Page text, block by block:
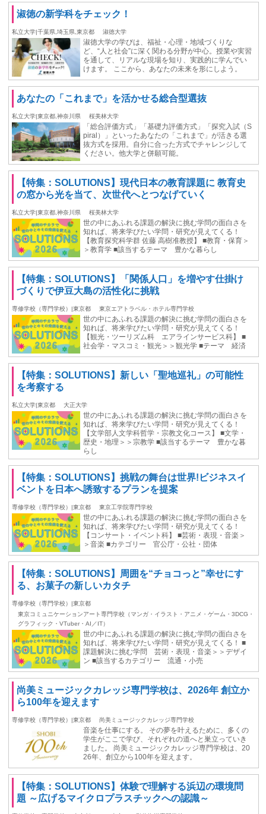
淑徳の新学科をチェック！
私立大学|千葉県,埼玉県,東京都 淑徳大学
淑徳大学の学びは、福祉・心理・地域づくりな
ど、“人と社会”に深く関わる分野が中心。授業や実習
を通して、リアルな現場を知り、実践的に学んでい
けます。 ここから、あなたの未来を形にしよう。
あなたの「これまで」を活かせる総合型選抜
私立大学|東京都,神奈川県 桜美林大学
「総合評価方式」「基礎力評価方式」「探究入試（S
piral）」といったあなたの「これまで」が活きる選
抜方式を採用。自分に合った方式でチャレンジして
ください。他大学と併願可能。
【特集：SOLUTIONS】現代日本の教育課題に 教育史
の窓から光を当て、次世代へとつなげていく
私立大学|東京都,神奈川県 桜美林大学
世の中にあふれる課題の解決に挑む学問の面白さを
知れば、将来学びたい学問・研究が見えてくる！
【教育探究科学群 佐藤 高樹准教授】 ■教育・保育＞
＞教育学 ■該当するテーマ 豊かな暮らし
【特集：SOLUTIONS】「関係人口」を増やす仕掛け
づくりで伊豆大島の活性化に挑戦
専修学校（専門学校）|東京都 東京エアトラベル・ホテル専門学校
世の中にあふれる課題の解決に挑む学問の面白さを
知れば、将来学びたい学問・研究が見えてくる！
【観光・ツーリズム科 エアラインサービス科】 ■
社会学・マスコミ・観光＞＞観光学 ■テーマ 経済
【特集：SOLUTIONS】新しい「聖地巡礼」の可能性
を考察する
私立大学|東京都 大正大学
世の中にあふれる課題の解決に挑む学問の面白さを
知れば、将来学びたい学問・研究が見えてくる！
【文学部人文学科哲学・宗教文化コース】 ■文学・
歴史・地理＞＞宗教学 ■該当するテーマ 豊かな暮
らし
【特集：SOLUTIONS】挑戦の舞台は世界!ビジネスイ
ベントを日本へ誘致するプランを提案
専修学校（専門学校）|東京都 東京工学院専門学校
世の中にあふれる課題の解決に挑む学問の面白さを
知れば、将来学びたい学問・研究が見えてくる！
【コンサート・イベント科】 ■芸術・表現・音楽＞
＞音楽 ■カテゴリー 官公庁・公社・団体
【特集：SOLUTIONS】周囲を“チョコっと”幸せにす
る、お菓子の新しいカタチ
専修学校（専門学校）|東京都
東京コミュニケーションアート専門学校（マンガ・イラスト・アニメ・ゲーム・3DCG・
グラフィック・VTuber・AI／IT）
世の中にあふれる課題の解決に挑む学問の面白さを
知れば、将来学びたい学問・研究が見えてくる！ ■
課題解決に挑む学問 芸術・表現・音楽＞＞デザイ
ン ■該当するカテゴリー 流通・小売
尚美ミュージックカレッジ専門学校は、2026年 創立か
ら100年を迎えます
専修学校（専門学校）|東京都 尚美ミュージックカレッジ専門学校
音楽を仕事にする。 その夢を叶えるために、多くの
学生がここで学び、それぞれの道へと巣立っていき
ました。 尚美ミュージックカレッジ専門学校は、20
26年、創立から100年を迎えます。
【特集：SOLUTIONS】体験で理解する浜辺の環境問
題 ～広げるマイクロプラスチックへの認識～